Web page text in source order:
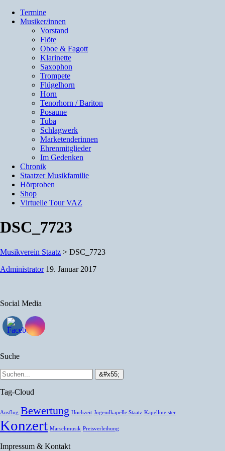
Termine
Musiker/innen
Vorstand
Flöte
Oboe & Fagott
Klarinette
Saxophon
Trompete
Flügelhorn
Horn
Tenorhorn / Bariton
Posaune
Tuba
Schlagwerk
Marketenderinnen
Ehrenmitglieder
Im Gedenken
Chronik
Staatzer Musikfamilie
Hörproben
Shop
Virtuelle Tour VAZ
DSC_7723
Musikverein Staatz > DSC_7723
Administrator 19. Januar 2017
Social Media
Suche
Tag-Cloud
Ausflug Bewertung Hochzeit Jugendkapelle Staatz Kapellmeister
Konzert Marschmusik Preisverleihung
Impressum & Kontakt